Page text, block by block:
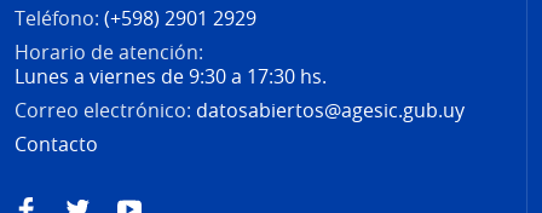
Teléfono: (+598) 2901 2929
Horario de atención:
Lunes a viernes de 9:30 a 17:30 hs.
Correo electrónico: datosabiertos@agesic.gub.uy
Contacto
FacebookTwitterYouTube